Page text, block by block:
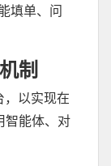
填单、问
制
以实现在
智能体、对